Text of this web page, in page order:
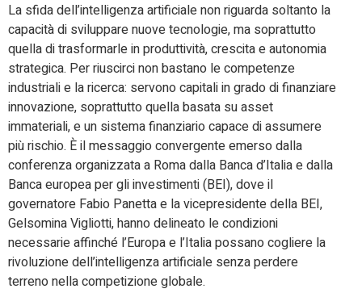
La sfida dell’intelligenza artificiale non riguarda soltanto la
capacità di sviluppare nuove tecnologie, ma soprattutto
quella di trasformarle in produttività, crescita e autonomia
strategica. Per riuscirci non bastano le competenze
industriali e la ricerca: servono capitali in grado di finanziare
innovazione, soprattutto quella basata su asset
immateriali, e un sistema finanziario capace di assumere
più rischio. È il messaggio convergente emerso dalla
conferenza organizzata a Roma dalla Banca d’Italia e dalla
Banca europea per gli investimenti (BEI), dove il
governatore Fabio Panetta e la vicepresidente della BEI,
Gelsomina Vigliotti, hanno delineato le condizioni
necessarie affinché l’Europa e l’Italia possano cogliere la
rivoluzione dell’intelligenza artificiale senza perdere
terreno nella competizione globale.